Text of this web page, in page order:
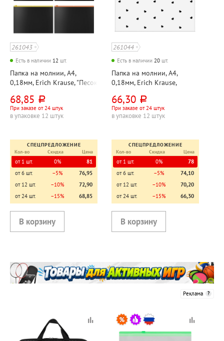
261043
Есть в наличии 12 шт.
Папка на молнии, А4,
0,18мм, Erich Krause, "Песок
пластик, непрозрачная,
черная, кнопка ассорти
68,85 руб.
При заказе от 24 штук
в упаковке 12 штук
СПЕЦПРЕДЛОЖЕНИЕ
Кол-во
Скидка Цена
от 1 шт. 0%
81
от 6 шт.
−5%
76,95
от 12 шт.
−10%
72,90
от 24 шт.
−15% 68,85
261044
Есть в наличии 20 шт.
Папка на молнии, А4,
0,18мм, Erich Krause,
(Clear Beauty)", пластик,
прозрачная, белая
66,30 руб.
При заказе от 24 штук
в упаковке 12 штук
СПЕЦПРЕДЛОЖЕНИЕ
Кол-во
Скидка Цена
от 1 шт. 0%
78
от 6 шт.
−5%
74,10
от 12 шт.
−10%
70,20
от 24 шт.
−15% 66,30
Реклама